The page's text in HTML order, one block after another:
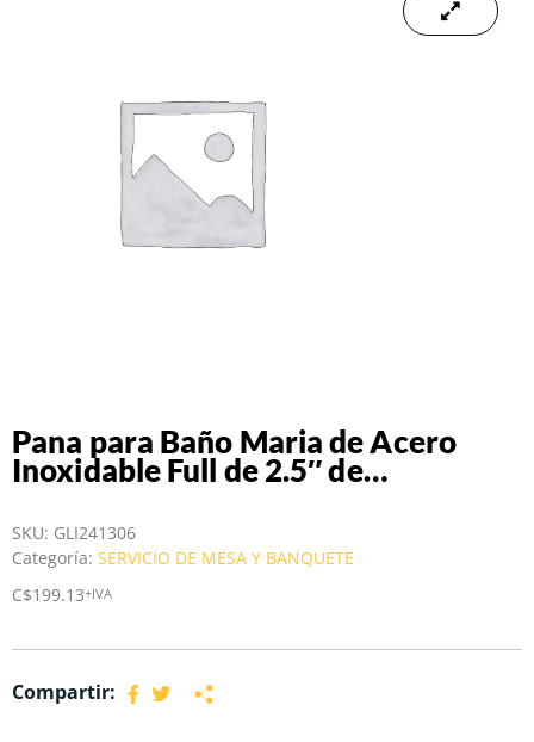
Pana para Baño Maria de Acero
Inoxidable Full de 2.5″ de
SKU: GLI241306
Categoría: SERVICIO DE MESA Y BANQUETE
C$199.13+IVA
Compartir: